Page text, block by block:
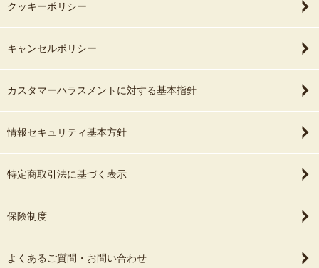
クッキーポリシー
キャンセルポリシー
カスタマーハラスメントに対する基本指針
情報セキュリティ基本方針
特定商取引法に基づく表示
保険制度
よくあるご質問・お問い合わせ